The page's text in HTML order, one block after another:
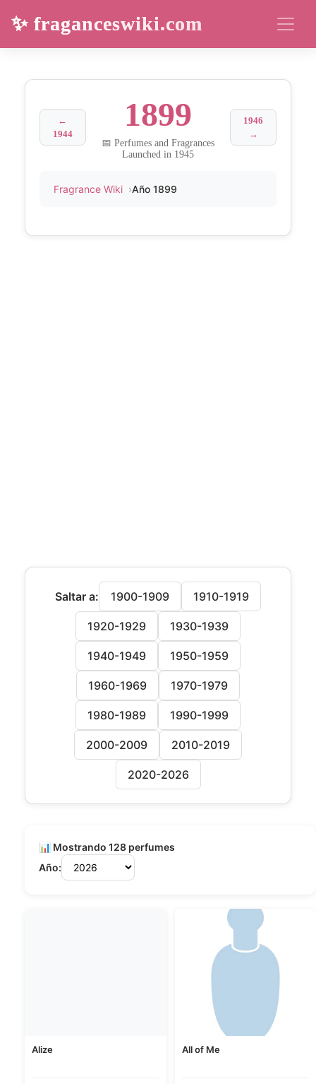
✨ fraganceswiki.com
←
1944
1899
📅 Perfumes and Fragrances
Launched in 1945
1946
→
Fragrance Wiki Año 1899
Saltar a: 1900-1909 1910-1919
1920-1929 1930-1939
1940-1949 1950-1959
1960-1969 1970-1979
1980-1989 1990-1999
2000-2009 2010-2019
2020-2026
📊 Mostrando 128 perfumes
Año:
Alize All of Me